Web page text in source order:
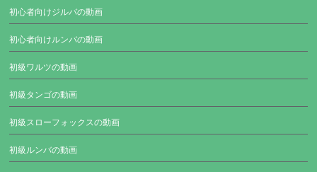
初心者向けジルバの動画
初心者向けルンバの動画
初級ワルツの動画
初級タンゴの動画
初級スローフォックスの動画
初級ルンバの動画